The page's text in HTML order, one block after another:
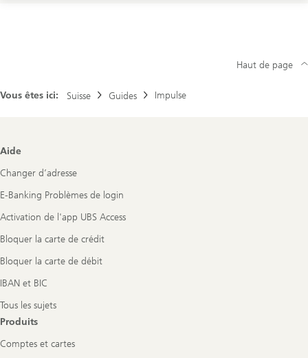
Vous êtes ici: Suisse Guides Impulse
Haut de page
Footer
Aide
Changer d’adresse
E-Banking Problèmes de login
Activation de l'app UBS Access
Bloquer la carte de crédit
Bloquer la carte de débit
IBAN et BIC
Tous les sujets
Produits
Comptes et cartes